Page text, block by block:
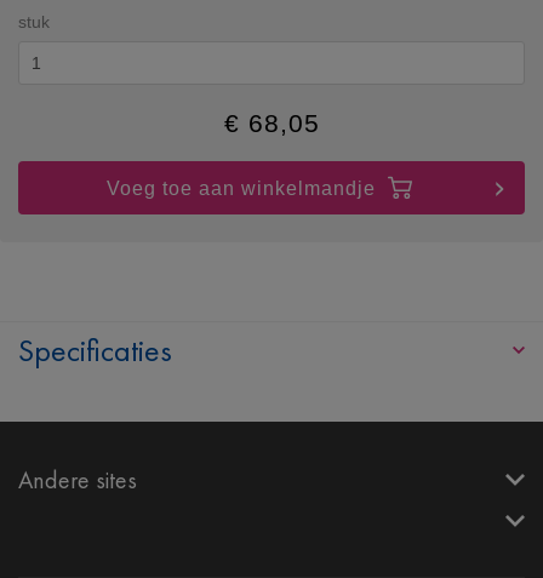
stuk
€ 68,05
Voeg toe aan winkelmandje
Specificaties
Andere sites